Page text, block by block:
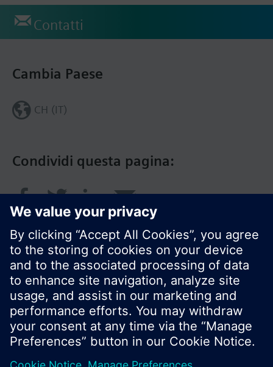
Contatti
Condividi questa pagina:
Cambia Paese
CH (IT)
© Siemens Switzerland Ltd. 2018
I prodotti e i pressi possono variare a seconda del